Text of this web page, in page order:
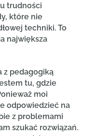
trudności
które nie
techniki. To
największa
z pedagogiką
tu, gdzie
moi
odpowiedzieć na
z problemami
szukać rozwiązań.